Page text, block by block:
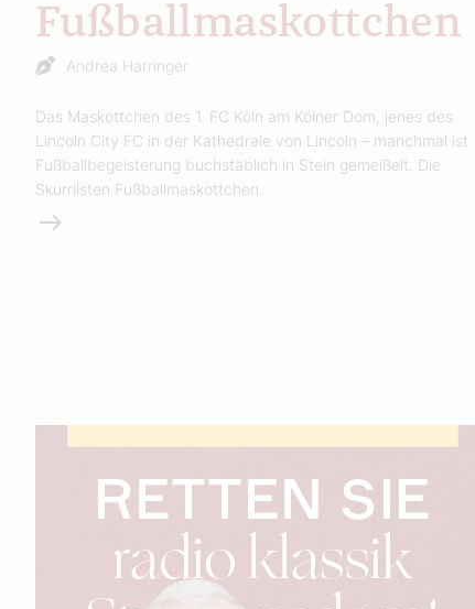
Fußballmaskottchen
Andrea Harringer
Das Maskottchen des 1. FC Köln am Kölner Dom, jenes des
Lincoln City FC in der Kathedrale von Lincoln – manchmal ist
Fußballbegeisterung buchstäblich in Stein gemeißelt. Die
Skurrilsten Fußballmaskottchen.
Weiterlesen